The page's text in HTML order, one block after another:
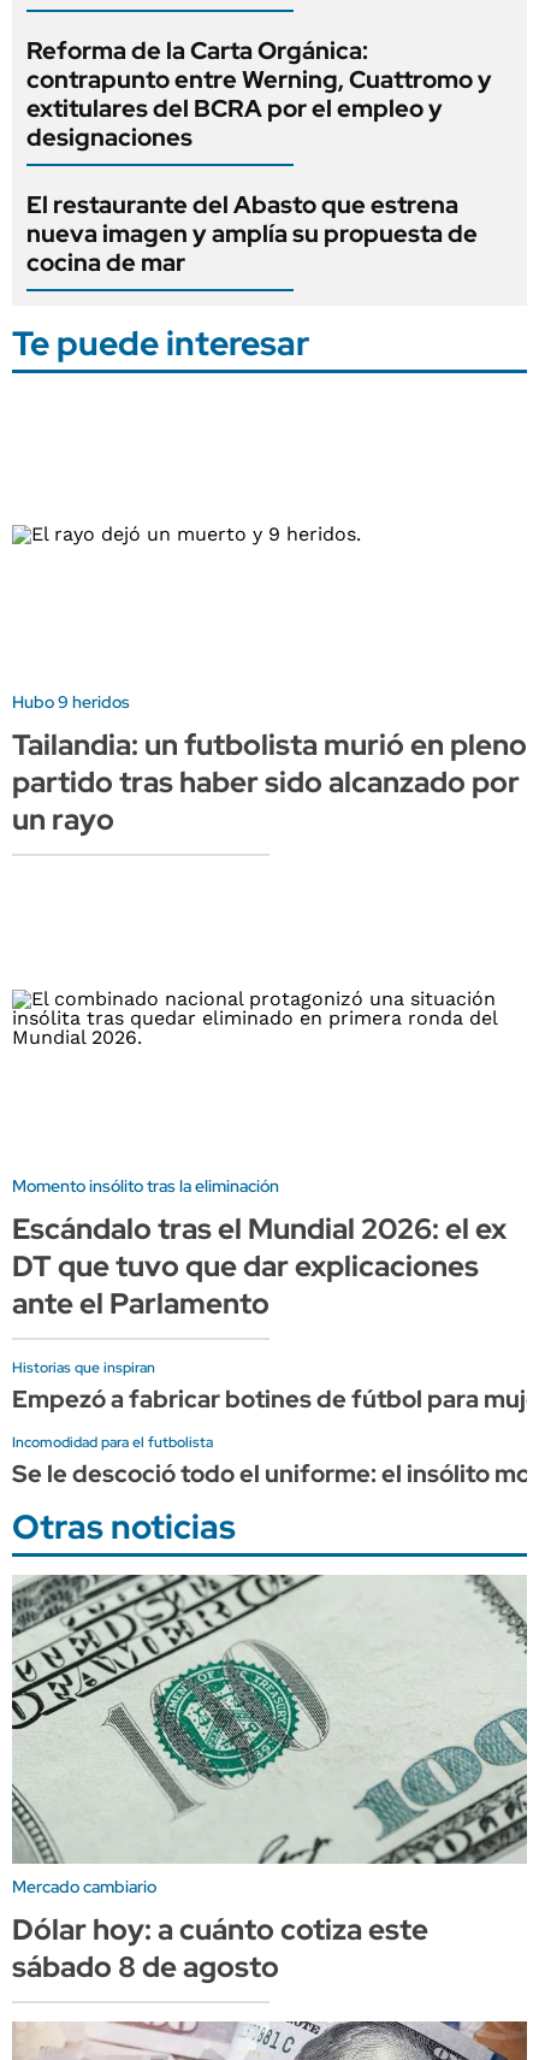
Reforma de la Carta Orgánica:
contrapunto entre Werning, Cuattromo y
extitulares del BCRA por el empleo y
designaciones
El restaurante del Abasto que estrena
nueva imagen y amplía su propuesta de
cocina de mar
Te puede interesar
Hubo 9 heridos
Tailandia: un futbolista murió en pleno
partido tras haber sido alcanzado por
un rayo
Momento insólito tras la eliminación
Escándalo tras el Mundial 2026: el ex
DT que tuvo que dar explicaciones
ante el Parlamento
Historias que inspiran
Empezó a fabricar botines de fútbol para
Incomodidad para el futbolista
Se le descoció todo el uniforme: el insólito
Otras noticias
Mercado cambiario
Dólar hoy: a cuánto cotiza este
sábado 8 de agosto